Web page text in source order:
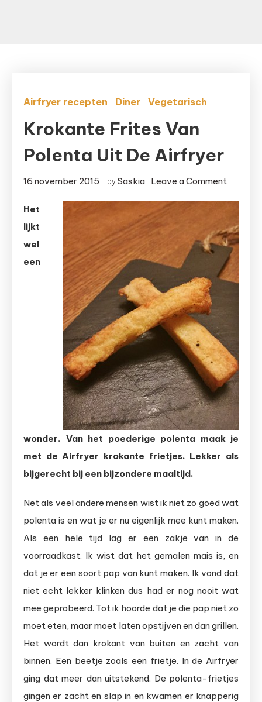
Airfryer recepten Diner Vegetarisch
Krokante Frites Van
Polenta Uit De Airfryer
16 november 2015 bySaskia Leave a Comment
van
polenta
uit
de
Het
lijkt
wel
een
wonder. Van het poederige polenta maak je
met de Airfryer krokante frietjes. Lekker als
bijgerecht bij een bijzondere maaltijd.
Net als veel andere mensen wist ik niet zo goed wat
polenta is en wat je er nu eigenlijk mee kunt maken.
Als een hele tijd lag er een zakje van in de
voorraadkast. Ik wist dat het gemalen mais is, en
dat je er een soort pap van kunt maken. Ik vond dat
niet echt lekker klinken dus had er nog nooit wat
mee geprobeerd. Tot ik hoorde dat je die pap niet zo
moet eten, maar moet laten opstijven en dan grillen.
Het wordt dan krokant van buiten en zacht van
binnen. Een beetje zoals een frietje. In de Airfryer
ging dat meer dan uitstekend. De polenta-frietjes
gingen er zacht en slap in en kwamen er knapperig